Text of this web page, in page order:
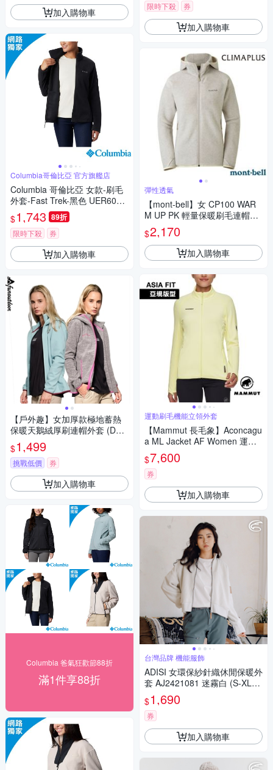
加入購物車
Columbia哥倫比亞 官方旗艦店
Columbia 哥倫比亞 女款-刷毛
外套-Fast Trek-黑色 UER6081
0BK/JF
$1,743 89折
限時下殺 券
加入購物車
【戶外趣】女加厚款極地蓄熱
保暖天鵝絨厚刷連帽外套 (DL2
204 水藍/淺灰)
$1,499
挑戰低價 券
加入購物車
Columbia 爸氣狂歡節88折
滿1件享88折
限時下殺 券
加入購物車
彈性透氣
【mont-bell】女 CP100 WAR
M UP PK 輕量保暖刷毛連帽夾
克.外套_1106600 IV 象牙白
$2,170
加入購物車
運動刷毛機能立領外套
【Mammut 長毛象】Aconcagu
a ML Jacket AF Women 運動
刷毛機能立領外套 女款 苔蘚黃
#1014-04452
$7,600
券
加入購物車
台灣品牌 機能服飾
ADISI 女環保紗針織休閒保暖外
套 AJ2421081 迷霧白 (S-XL)
｜磨毛 吸濕 排汗 針織外套
$1,690
券
加入購物車